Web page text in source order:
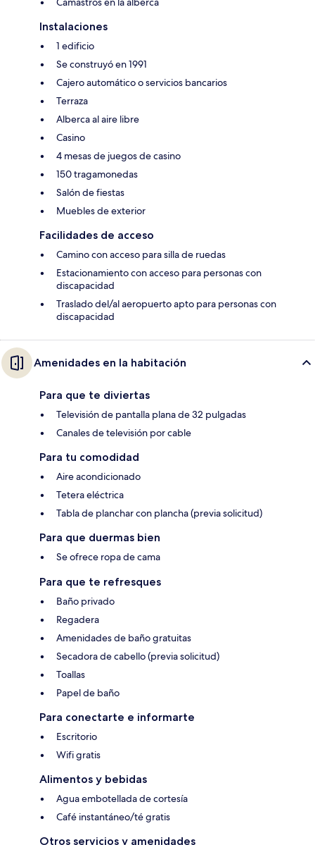
Instalaciones
1 edificio
Se construyó en 1991
Cajero automático o servicios bancarios
Terraza
Alberca al aire libre
Casino
4 mesas de juegos de casino
150 tragamonedas
Salón de fiestas
Muebles de exterior
Facilidades de acceso
Camino con acceso para silla de ruedas
Estacionamiento con acceso para personas con
discapacidad
Traslado del/al aeropuerto apto para personas con
discapacidad
Amenidades en la habitación
Para que te diviertas
Televisión de pantalla plana de 32 pulgadas
Canales de televisión por cable
Para tu comodidad
Aire acondicionado
Tetera eléctrica
Tabla de planchar con plancha (previa solicitud)
Para que duermas bien
Se ofrece ropa de cama
Para que te refresques
Baño privado
Regadera
Amenidades de baño gratuitas
Secadora de cabello (previa solicitud)
Toallas
Papel de baño
Para conectarte e informarte
Escritorio
Wifi gratis
Alimentos y bebidas
Agua embotellada de cortesía
Café instantáneo/té gratis
Otros servicios y amenidades